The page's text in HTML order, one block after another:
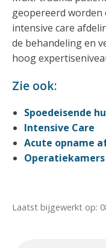
geopereerd worden
intensive care
de behandeling en
hoog
Zie ook:
Spoedeisende
Intensive Care
Acute opname
Operatiekamers
Laatst bijgewerkt op: